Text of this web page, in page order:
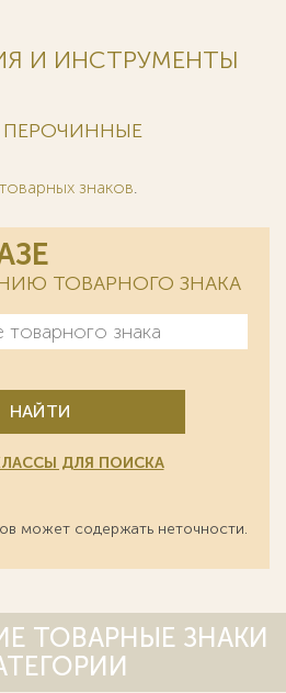
И ИНСТРУМЕНТЫ
ПЕРОЧИННЫЕ
знаков.
ТОВАРНОГО ЗНАКА
НАЙТИ
ДЛЯ ПОИСКА
может содержать неточности.
ТОВАРНЫЕ ЗНАКИ